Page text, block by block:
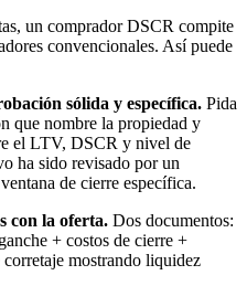
un comprador DSCR compite
convencionales. Así puede
sólida y específica. Pida
que nombre la propiedad y
el LTV, DSCR y nivel de
ha sido revisado por un
de cierre específica.
con la oferta. Dos documentos:
+ costos de cierre +
corretaje mostrando liquidez